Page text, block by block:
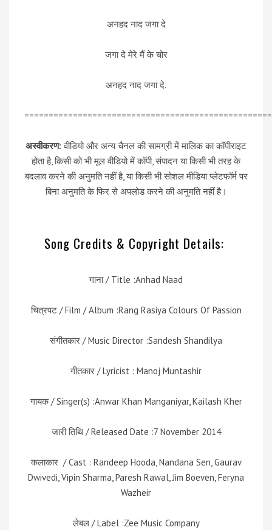
अनहद नाद जगा दे
जगा दे मेरे मैं के चोर
अनहद नाद जगा दे.
अस्वीकरण: वीडियो और अन्य चैनल की सामग्री में मालिक का कॉपीराइट
होता है, किसी को भी मूल वीडियो में कॉपी, संपादन या किसी भी तरह के
बदलाव करने की अनुमति नहीं है, या किसी भी सोशल मीडिया प्लेटफॉर्म पर
बिना अनुमति के फिर से अपलोड करने की अनुमति नहीं है।
Song Credits & Copyright Details:
गाना / Title :Anhad Naad
चित्रपट / Film / Album :Rang Rasiya Colours Of Passion
संगीतकार / Music Director :Sandesh Shandilya
गीतकार / Lyricist : Manoj Muntashir
गायक / Singer(s) :Anwar Khan Manganiyar, Kailash Kher
जारी तिथि / Released Date :7 November 2014
कलाकार / Cast : Randeep Hooda, Nandana Sen, Gaurav
Dwivedi, Vipin Sharma, Paresh Rawal, Jim Boeven, Feryna
Wazheir
लेबल / Label :Zee Music Company